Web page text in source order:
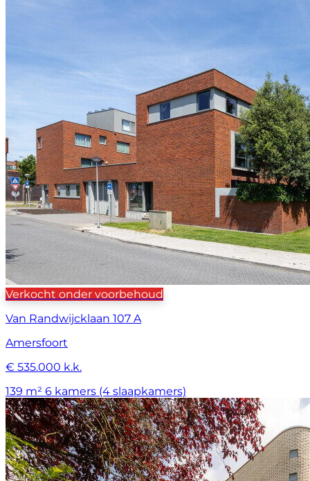
Verkocht onder voorbehoud
Van Randwijcklaan 107 A
Amersfoort
€ 535.000 k.k.
139 m² 6 kamers (4 slaapkamers)